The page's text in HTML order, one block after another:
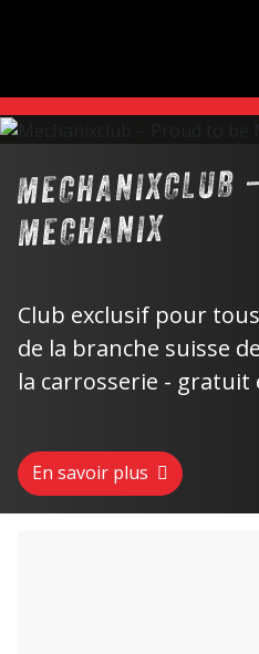
MECHANIXCLUB
MECHANIX
Club exclusif pour
de la branche suisse
la carrosserie -
En savoir plus